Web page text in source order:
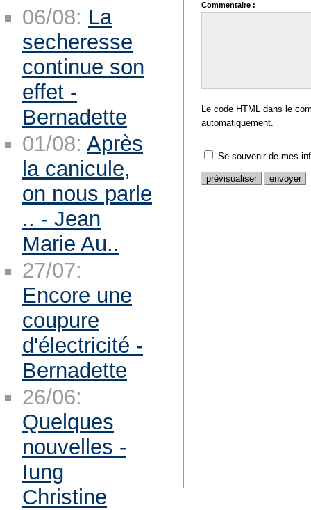
Commentaire :
Le code HTML dans le
automatiquement.
Se souvenir de mes
06/08: La
secheresse
continue son
effet -
Bernadette
01/08: Après
la canicule,
on nous parle
.. - Jean
Marie Au..
27/07:
Encore une
coupure
d'électricité -
Bernadette
26/06:
Quelques
nouvelles -
Iung
Christine